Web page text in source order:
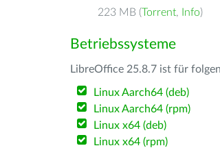
223 MB (Torrent, Info)
Betriebssysteme
LibreOffice 25.8.7 ist für
Linux Aarch64 (deb)
Linux Aarch64 (rpm)
Linux x64 (deb)
Linux x64 (rpm)